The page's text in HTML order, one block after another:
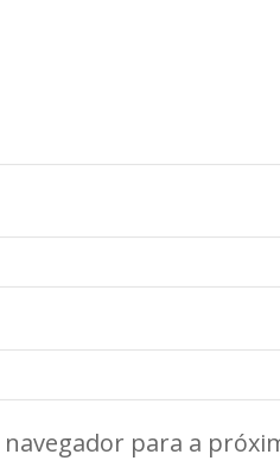
para a